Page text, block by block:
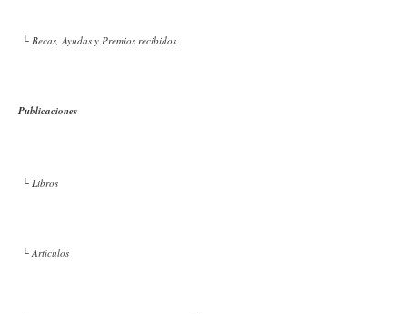
└ Becas, Ayudas y Premios recibidos
Publicaciones
└ Libros
└ Artículos